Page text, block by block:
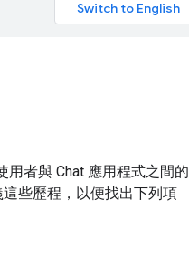
用者與 Chat 應用程式之間的
些歷程，以便找出下列項